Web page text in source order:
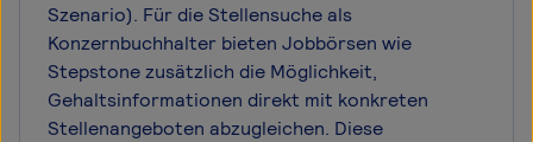
Szenario). Für die Stellensuche als
Konzernbuchhalter bieten Jobbörsen wie
Stepstone zusätzlich die Möglichkeit,
Gehaltsinformationen direkt mit konkreten
Stellenangeboten abzugleichen. Diese